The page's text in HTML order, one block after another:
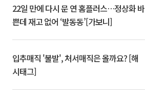
22일 만에 다시 문 연 홈플러스…정상화 바
쁜데 재고 없어 ‘발동동’[가보니]
입추매직 '불발', 처서매직은 올까요? [해
시태그]